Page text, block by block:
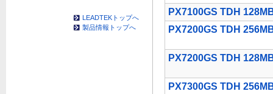
PX7100GS TDH
PX7200GS TDH
PX7200GS TDH
PX7300GS TDH
LEADTEKトップへ
製品情報トップへ